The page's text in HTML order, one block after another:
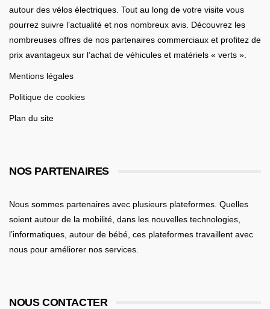
autour des vélos électriques. Tout au long de votre visite vous
pourrez suivre l’actualité et nos nombreux avis. Découvrez les
nombreuses offres de nos partenaires commerciaux et profitez de
prix avantageux sur l’achat de véhicules et matériels « verts ».
Mentions légales
Politique de cookies
Plan du site
NOS PARTENAIRES
Nous sommes partenaires avec plusieurs plateformes. Quelles
soient autour de la mobilité , dans les nouvelles technologies,
l’informatiques, autour de bébé , ces plateformes travaillent avec
nous pour améliorer nos services.
NOUS CONTACTER